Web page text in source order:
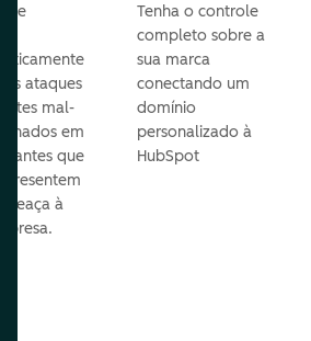
e
ataques
mal-
em
antes que
à
Tenha o controle
completo sobre a
sua marca
conectando um
domínio
personalizado à
HubSpot